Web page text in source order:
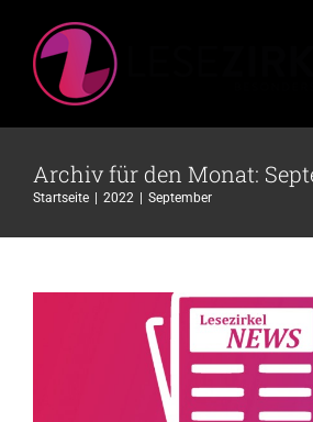
Inhalt
springen
Archiv für den Monat:
Startseite 2022 September
Gemeinsame